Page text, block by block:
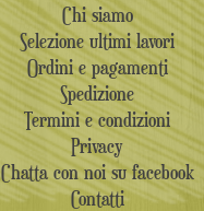
Chi siamo
Selezione ultimi lavori
Ordini e pagamenti
Spedizione
Termini e condizioni
Privacy
Chatta con noi su facebook
Contatti